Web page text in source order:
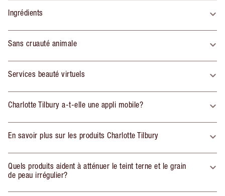
Ingrédients
Sans cruauté animale
Services beauté virtuels
Charlotte Tilbury a-t-elle une appli mobile?
En savoir plus sur les produits Charlotte Tilbury
Quels produits aident à atténuer le teint terne et le grain
de peau irrégulier?